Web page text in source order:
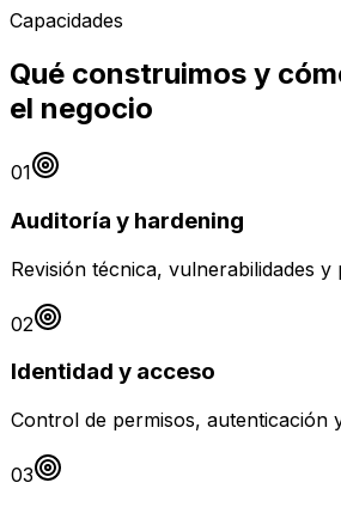
Capacidades
Qué construimos y
el negocio
01
Auditoría y hardening
Revisión técnica, vulnerabilidades y
02
Identidad y acceso
Control de permisos, autenticación
03